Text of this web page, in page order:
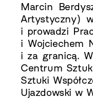
Marcin
Artystyczny)
i prowadzi
i Wojciechem
i za granicą.
Centrum
Sztuki
Ujazdowski w